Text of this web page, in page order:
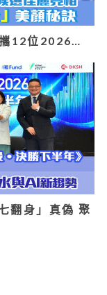
12位2026…
翻身」真偽 聚